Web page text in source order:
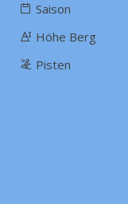
Saison
Höhe Berg
Pisten